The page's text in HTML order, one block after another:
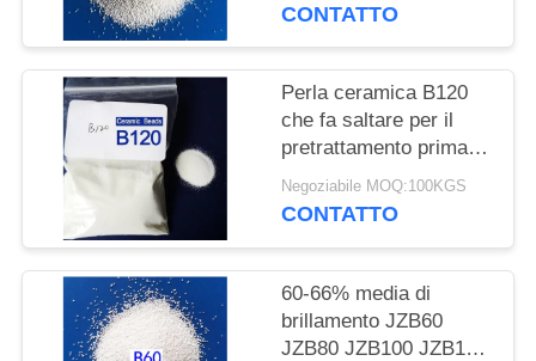
SULLA
PRIVACY
CONTATTO
Perla ceramica B120
che fa saltare per il
pretrattamento prima
del rivestimento dal
brillamento bagnato
Negoziabile MOQ:100KGS
CONTATTO
60-66% media di
brillamento JZB60
JZB80 JZB100 JZB120